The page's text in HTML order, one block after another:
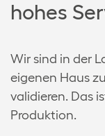
hohes
Wir sind in der
eigenen Haus
validieren. Das
Produktion.